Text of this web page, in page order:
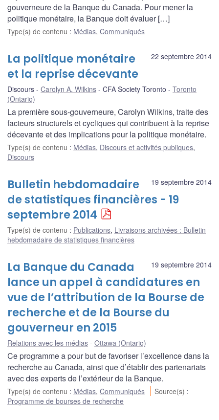
gouverneure de la Banque du Canada. Pour mener la
politique monétaire, la Banque doit évaluer […]
Type(s) de contenu : Médias, Communiqués
22 septembre 2014
La politique monétaire
et la reprise décevante
Discours Carolyn A. Wilkins CFA Society Toronto
Toronto
(Ontario)
La première sous-gouverneure, Carolyn Wilkins, traite des
facteurs structurels et cycliques qui contribuent à la reprise
décevante et des implications pour la politique monétaire.
Type(s) de contenu : Médias, Discours et activités publiques,
Discours
19 septembre 2014
Bulletin hebdomadaire
de statistiques financières - 19
septembre 2014
Type(s) de contenu : Publications, Livraisons archivées : Bulletin
hebdomadaire de statistiques financières
19 septembre 2014
La Banque du Canada
lance un appel à candidatures en
vue de l’attribution de la Bourse de
recherche et de la Bourse du
gouverneur en 2015
Relations avec les médias Ottawa (Ontario)
Ce programme a pour but de favoriser l’excellence dans la
recherche au Canada, ainsi que d’établir des partenariats
avec des experts de l’extérieur de la Banque.
Type(s) de contenu : Médias, Communiqués Source(s) :
Programme de bourses de recherche